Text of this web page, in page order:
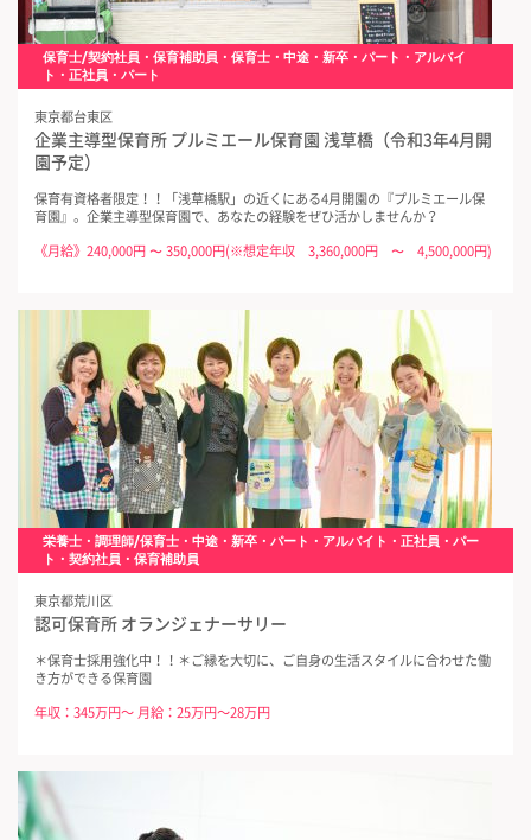
保育士/契約社員・保育補助員・保育士・中途・新卒・パート・アルバイ
ト・正社員・パート
東京都台東区
企業主導型保育所 プルミエール保育園 浅草橋（令和3年4月開
園予定）
保育有資格者限定！！「浅草橋駅」の近くにある4月開園の『プルミエール保
育園』。企業主導型保育園で、あなたの経験をぜひ活かしませんか？
《月給》240,000円 〜 350,000円(※想定年収 3,360,000円 〜 4,500,000円)
栄養士・調理師/保育士・中途・新卒・パート・アルバイト・正社員・パー
ト・契約社員・保育補助員
東京都荒川区
認可保育所 オランジェナーサリー
＊保育士採用強化中！！＊ご縁を大切に、ご自身の生活スタイルに合わせた働
き方ができる保育園
年収：345万円～ 月給：25万円～28万円